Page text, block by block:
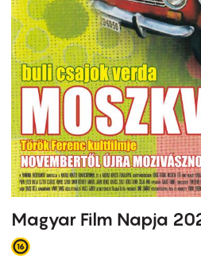
Magyar Film Napja